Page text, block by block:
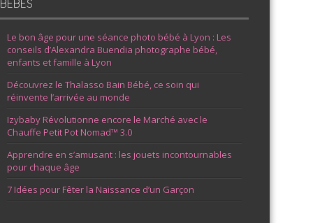
BÉBÉS
Le bon âge pour une séance photo bébé à Lyon : Les
conseils d’Alexandra Buendia photographe bébé,
enfants et famille à Lyon
Découvrez le Thalasso Bain Bébé, ce soin qui
réinvente l’arrivée au monde
Izybaby Révolutionne encore le Marché avec le
Chauffe Petit Pot Nomad™ 3.0
Apprendre en s’amusant : les jouets incontournables
pour chaque âge
7 Idées pour Fêter la Naissance d’un Garçon